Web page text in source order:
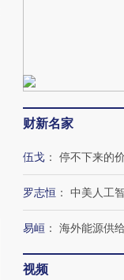
财新名家
伍戈 ： 停不下来的
罗志恒 ： 中美人工
易峘 ： 海外能源供
视频